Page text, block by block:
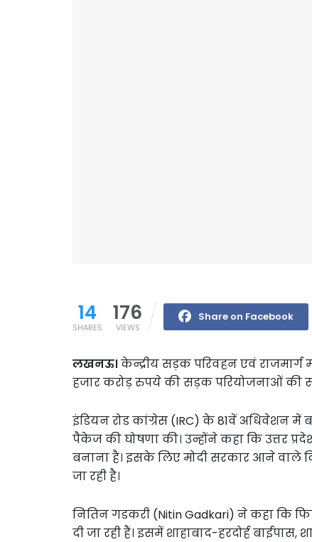
14
SHARES
176
VIEWS
Share on Facebook
लखनऊ। केन्द्रीय सड़क परिवहन एवं राजमार्ग
हजार करोड़ रुपये की सड़क परियोजनाओं की
इंडियन रोड कांग्रेस (IRC) के 81वें अधिवेशन में
पैकेज की घोषणा की। उन्होंने कहा कि उत्तर
बनाना है। इसके लिए मोदी सरकार आने वाले
जा रही है।
नितिन गडकरी (Nitin Gadkari) ने कहा कि
दी जा रही हैं। इसमें शाहाबाद-हरदोर्ह बाईपास,